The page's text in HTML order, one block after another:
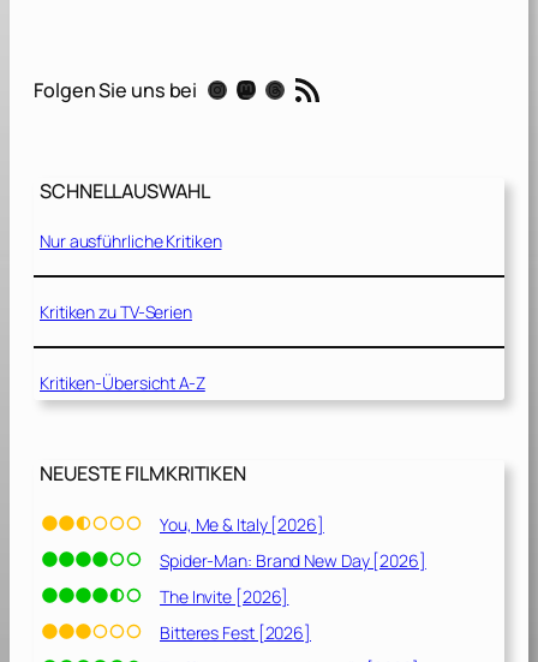
i
h
u
s
[
0
7
Folgen Sie uns bei Instagram Mastodon Threads RSS-Feed
SCHNELLAUSWAHL
Nur ausführliche Kritiken
Kritiken zu TV-Serien
Kritiken-Übersicht A-Z
NEUESTE FILMKRITIKEN
You, Me & Italy [2026]
Spider-Man: Brand New Day [2026]
The Invite [2026]
Bitteres Fest [2026]